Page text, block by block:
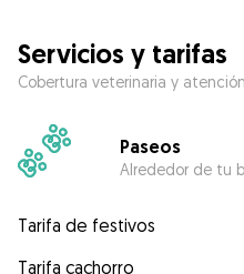
Servicios y tarifas
Cobertura veterinaria y
Paseos
Alrededor de tu
Tarifa de festivos
Tarifa cachorro